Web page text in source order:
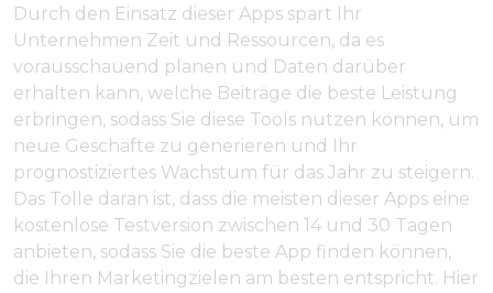
Durch den Einsatz dieser Apps spart Ihr
Unternehmen Zeit und Ressourcen, da es
vorausschauend planen und Daten darüber
erhalten kann, welche Beiträge die beste Leistung
erbringen, sodass Sie diese Tools nutzen können, um
neue Geschäfte zu generieren und Ihr
prognostiziertes Wachstum für das Jahr zu steigern.
Das Tolle daran ist, dass die meisten dieser Apps eine
kostenlose Testversion zwischen 14 und 30 Tagen
anbieten, sodass Sie die beste App finden können,
die Ihren Marketingzielen am besten entspricht. Hier